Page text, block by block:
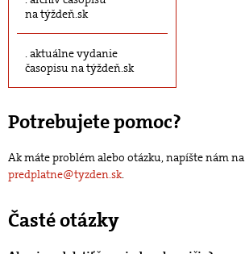
na týždeň.sk
aktuálne vydanie
časopisu na týždeň.sk
Potrebujete pomoc?
Ak máte problém alebo otázku, napíšte nám na
predplatne@tyzden.sk.
Časté otázky